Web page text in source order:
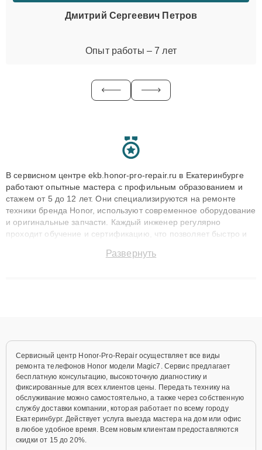
Дмитрий Сергеевич Петров
Опыт работы – 7 лет
В сервисном центре ekb.honor-pro-repair.ru в Екатеринбурге
работают опытные мастера с профильным образованием и
стажем от 5 до 12 лет. Они специализируются на ремонте
техники бренда Honor, используют современное оборудование
и оригинальные запчасти. Каждый инженер регулярно
проходит обучение и сертификацию, что позволяет быстро и
сохранением гарантии до 3 лет. Наши мастера решают
Развернуть
Сервисный центр Honor-Pro-Repair осуществляет все виды
ремонта телефонов Honor модели Magic7. Сервис предлагает
бесплатную консультацию, высокоточную диагностику и
фиксированные для всех клиентов цены. Передать технику на
обслуживание можно самостоятельно, а также через собственную
службу доставки компании, которая работает по всему городу
Екатеринбург. Действует услуга выезда мастера на дом или офис
в любое удобное время. Всем новым клиентам предоставляются
скидки от 15 до 20%.